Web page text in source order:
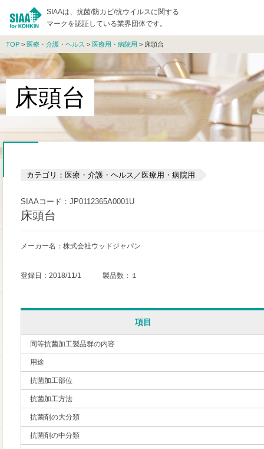
SIAAは、抗菌/防カビ/抗ウイルスに関する
マークを認証している業界団体です。
TOP > 医療・介護・ヘルス > 医療用・病院用 > 床頭台
床頭台
カテゴリ：医療・介護・ヘルス／医療用・病院用
SIAAコード：JP0112365A0001U
床頭台
メーカー名：株式会社ウッドジャパン
登録日：2018/11/1 製品数：１
項目
同等抗菌加工製品群の内容
用途
抗菌加工部位
抗菌加工方法
抗菌剤の大分類
抗菌剤の中分類